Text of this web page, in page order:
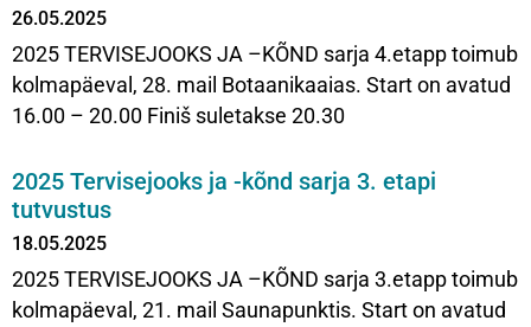
26.05.2025
2025 TERVISEJOOKS JA –KÕND sarja 4.etapp toimub
kolmapäeval, 28. mail Botaanikaaias. Start on avatud
16.00 – 20.00 Finiš suletakse 20.30
2025 Tervisejooks ja -kõnd sarja 3. etapi
tutvustus
18.05.2025
2025 TERVISEJOOKS JA –KÕND sarja 3.etapp toimub
kolmapäeval, 21. mail Saunapunktis. Start on avatud